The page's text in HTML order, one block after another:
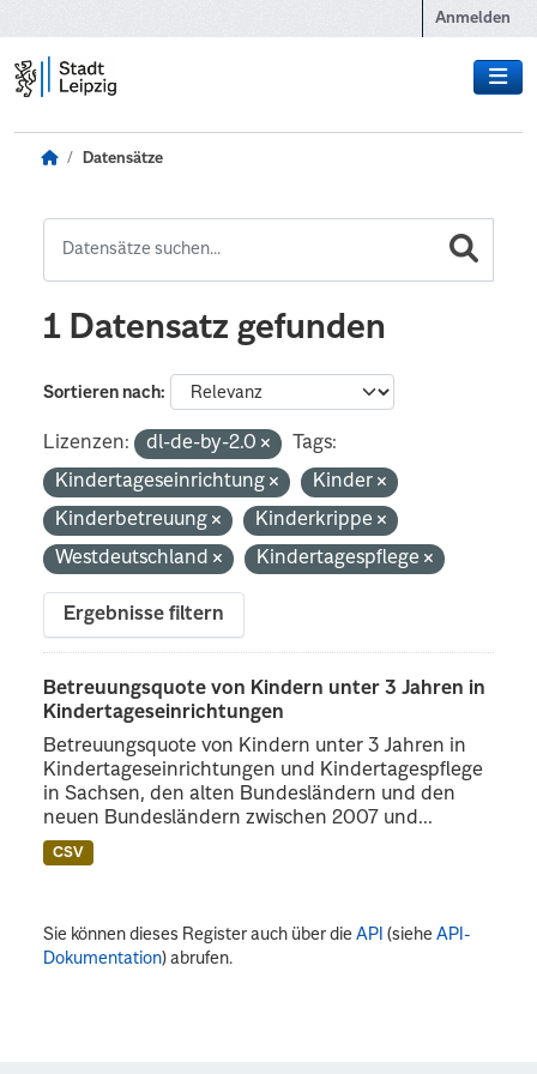
Anmelden
Datensätze
1 Datensatz gefunden
Sortieren nach
Lizenzen: dl-de-by-2.0
Tags:
Kindertageseinrichtung
Kinder
Kinderbetreuung
Kinderkrippe
Westdeutschland
Kindertagespflege
Ergebnisse filtern
Betreuungsquote von Kindern unter 3 Jahren in
Kindertageseinrichtungen
Betreuungsquote von Kindern unter 3 Jahren in
Kindertageseinrichtungen und Kindertagespflege
in Sachsen, den alten Bundesländern und den
neuen Bundesländern zwischen 2007 und...
CSV
Sie können dieses Register auch über dieAPI (sieheAPI-
Dokumentation) abrufen.